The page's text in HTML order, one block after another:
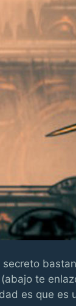
secreto
te
es que es